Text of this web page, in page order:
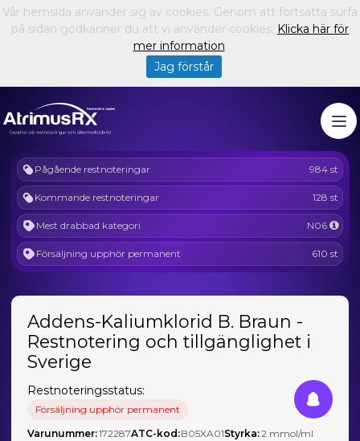
Pågående restnoteringar 984 st
Kommande restnoteringar 128 st
Mest drabbad kategori N06
Försäljning upphör permanent 610 st
Addens-Kaliumklorid B. Braun -
Restnotering och tillgänglighet i
Sverige
Restnoteringsstatus:
Försäljning upphör permanent
Varunummer:172287ATC-kod:B05XA01Styrka:2 mmol/ml
Vår hemsida använder sig av cookies. Genom att fortsätta surfa
på sidan godkänner du att vi använder cookies. Klicka här för
mer information.
Jag förstår